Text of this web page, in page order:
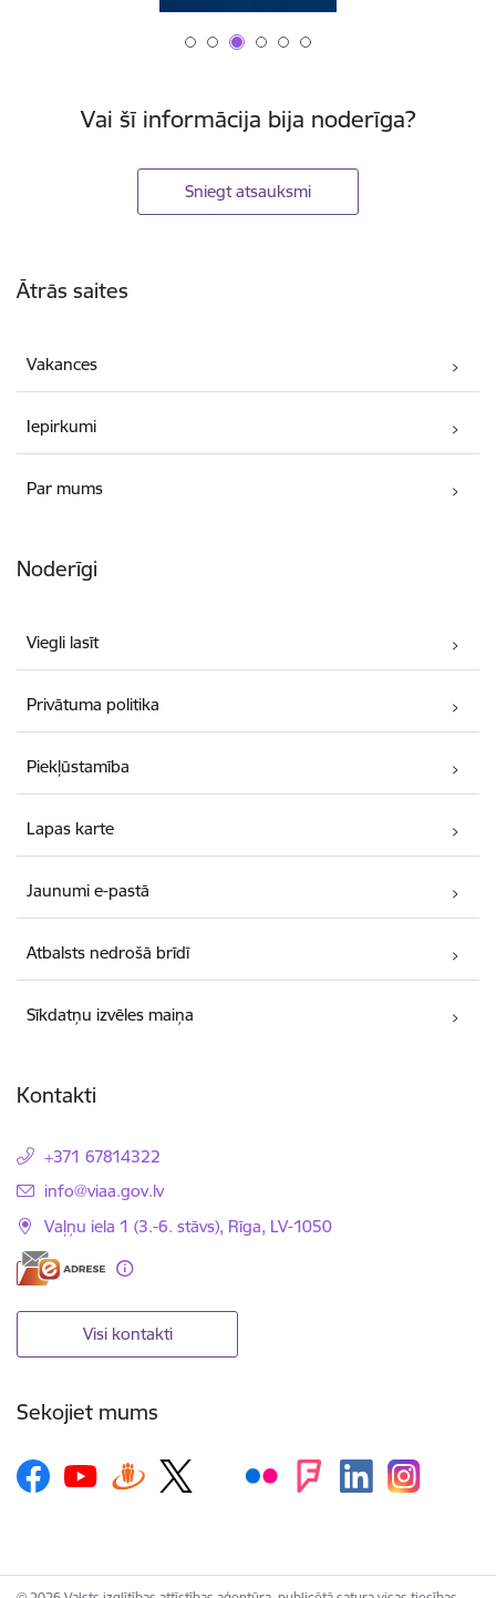
Vai šī informācija bija noderīga?
Sniegt atsauksmi
Ātrās saites
Vakances
Iepirkumi
Par mums
Noderīgi
Viegli lasīt
Privātuma politika
Piekļūstamība
Lapas karte
Jaunumi e-pastā
Atbalsts nedrošā brīdī
Sīkdatņu izvēles maiņa
Kontakti
+371 67814322
E-pasts:
info@viaa.gov.lv
Vaļņu iela 1 (3.-6. stāvs), Rīga, LV-1050
Visi kontakti
Sekojiet mums